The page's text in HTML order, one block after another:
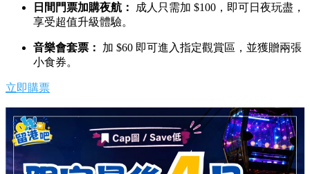
日間門票加購夜航：
成人只需加 $100，即可日夜玩盡，
享受超值升級體驗。
音樂會套票：
加 $60 即可進入指定觀賞區，並獲贈兩張
小食券。
立即購票